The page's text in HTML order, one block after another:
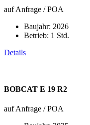
auf Anfrage / POA
Baujahr: 2026
Betrieb: 1 Std.
Details
BOBCAT E 19 R2
auf Anfrage / POA